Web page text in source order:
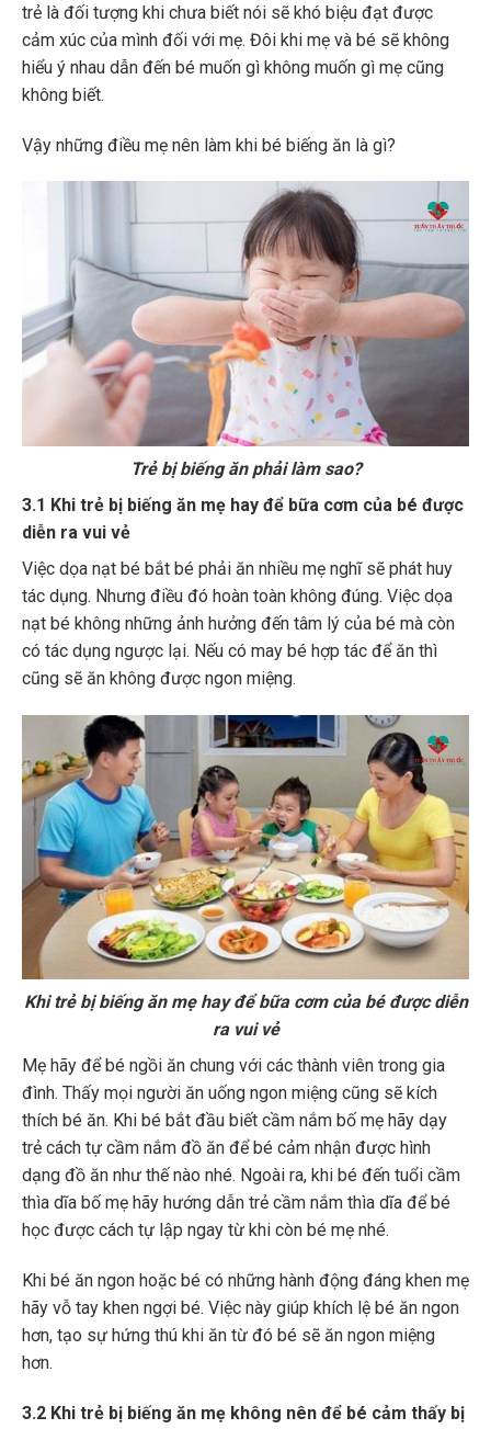
trẻ là đối tượng khi chưa biết nói sẽ khó biệu đạt được
cảm xúc của mình đối với mẹ. Đôi khi mẹ và bé sẽ không
hiểu ý nhau dẫn đến bé muốn gì không muốn gì mẹ cũng
không biết.
Vậy những điều mẹ nên làm khi bé biếng ăn là gì?
Trẻ bị biếng ăn phải làm sao?
3.1 Khi trẻ bị biếng ăn mẹ hay để bữa cơm của bé được
diễn ra vui vẻ
Việc dọa nạt bé bắt bé phải ăn nhiều mẹ nghĩ sẽ phát huy
tác dụng. Nhưng điều đó hoàn toàn không đúng. Việc dọa
nạt bé không những ảnh hưởng đến tâm lý của bé mà còn
có tác dụng ngược lại. Nếu có may bé hợp tác để ăn thì
cũng sẽ ăn không được ngon miệng.
Khi trẻ bị biếng ăn mẹ hay để bữa cơm của bé được diễn
ra vui vẻ
Mẹ hãy để bé ngồi ăn chung với các thành viên trong gia
đình. Thấy mọi người ăn uống ngon miệng cũng sẽ kích
thích bé ăn. Khi bé bắt đầu biết cầm nắm bố mẹ hãy dạy
trẻ cách tự cầm nắm đồ ăn để bé cảm nhận được hình
dạng đồ ăn như thế nào nhé. Ngoài ra, khi bé đến tuổi cầm
thìa dĩa bố mẹ hãy hướng dẫn trẻ cầm nắm thìa dĩa để bé
học được cách tự lập ngay từ khi còn bé mẹ nhé.
Khi bé ăn ngon hoặc bé có những hành động đáng khen mẹ
hãy vỗ tay khen ngợi bé. Việc này giúp khích lệ bé ăn ngon
hơn, tạo sự hứng thú khi ăn từ đó bé sẽ ăn ngon miệng
hơn.
3.2 Khi trẻ bị biếng ăn mẹ không nên để bé cảm thấy bị